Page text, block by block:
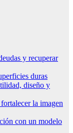
y recuperar
duras
diseño y
la imagen
con un modelo